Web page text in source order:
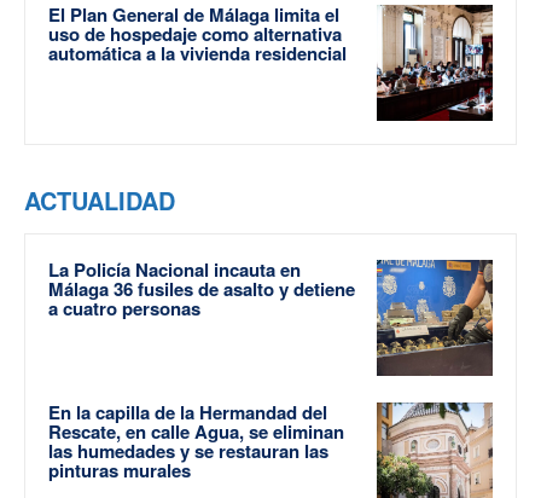
El Plan General de Málaga limita el
uso de hospedaje como alternativa
automática a la vivienda residencial
ACTUALIDAD
La Policía Nacional incauta en
Málaga 36 fusiles de asalto y detiene
a cuatro personas
En la capilla de la Hermandad del
Rescate, en calle Agua, se eliminan
las humedades y se restauran las
pinturas murales